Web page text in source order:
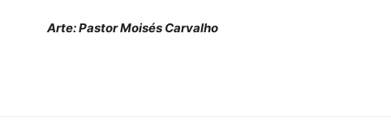
Arte: Pastor Moisés Carvalho